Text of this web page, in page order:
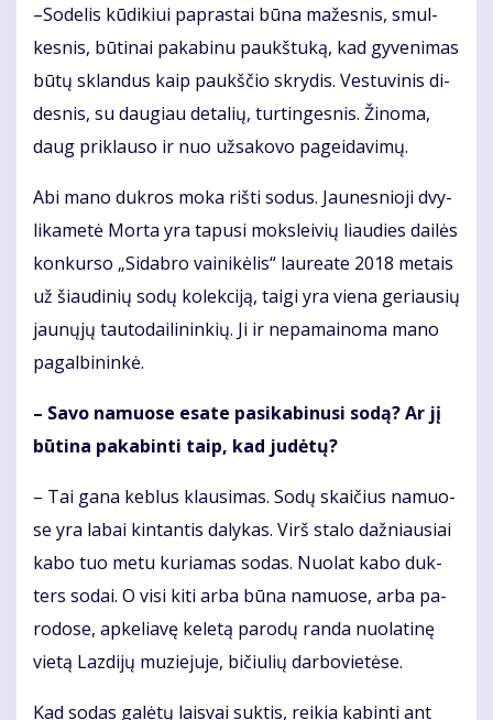
–So­de­lis kū­di­kiui pa­pras­tai bū­na ma­žes­nis, smul­
kes­nis, bū­ti­nai pa­ka­bi­nu paukš­tu­ką, kad gy­ve­ni­mas
bū­tų sklan­dus kaip paukš­čio skry­dis. Ves­tu­vi­nis di­
des­nis, su dau­giau de­ta­lių, tur­tin­ges­nis. Ži­no­ma,
daug pri­klau­so ir nuo už­sa­ko­vo pa­gei­da­vi­mų.
Abi ma­no duk­ros mo­ka riš­ti so­dus. Jau­nes­nio­ji dvy­
li­ka­me­tė Mor­ta yra ta­pu­si moks­lei­vių liau­dies dai­lės
kon­kur­so „Si­dab­ro vai­ni­kė­lis“ lau­re­a­te 2018 me­tais
už šiau­di­nių so­dų ko­lek­ci­ją, tai­gi yra vie­na ge­riau­sių
jau­nų­jų tau­to­dai­li­nin­kių. Ji ir ne­pa­mai­no­ma ma­no
pa­gal­bi­nin­kė.
– Sa­vo na­muo­se esa­te pa­si­ka­bi­nu­si so­dą? Ar jį
bū­ti­na pa­ka­bin­ti taip, kad ju­dė­tų?
– Tai ga­na keb­lus klau­si­mas. So­dų skai­čius na­muo­
se yra la­bai kin­tan­tis da­ly­kas. Virš sta­lo daž­niau­siai
ka­bo tuo me­tu ku­ria­mas so­das. Nuo­lat ka­bo duk­
ters so­dai. O vi­si ki­ti ar­ba bū­na na­muo­se, ar­ba pa­
ro­do­se, ap­ke­lia­vę ke­le­tą pa­ro­dų ran­da nuo­la­ti­nę
vie­tą Laz­di­jų mu­zie­ju­je, bi­čiu­lių dar­bo­vie­tė­se.
Kad so­das ga­lė­tų lais­vai suk­tis, rei­kia ka­bin­ti ant